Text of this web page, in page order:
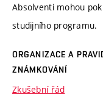
Absolventi mohou
studijního programu.
ORGANIZACE A
ZNÁMKOVÁNÍ
Zkušební řád